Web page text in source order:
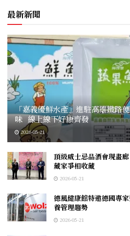
最新新聞
「嘉義優鮮水產」進駐高雄鐵路
味 線上線下好康齊發
2026-05-21
頂級威士忌品酒會現畫
藏家爭相收藏
2026-05-21
德風健康館特邀德國專
養管理趨勢
2026-05-21